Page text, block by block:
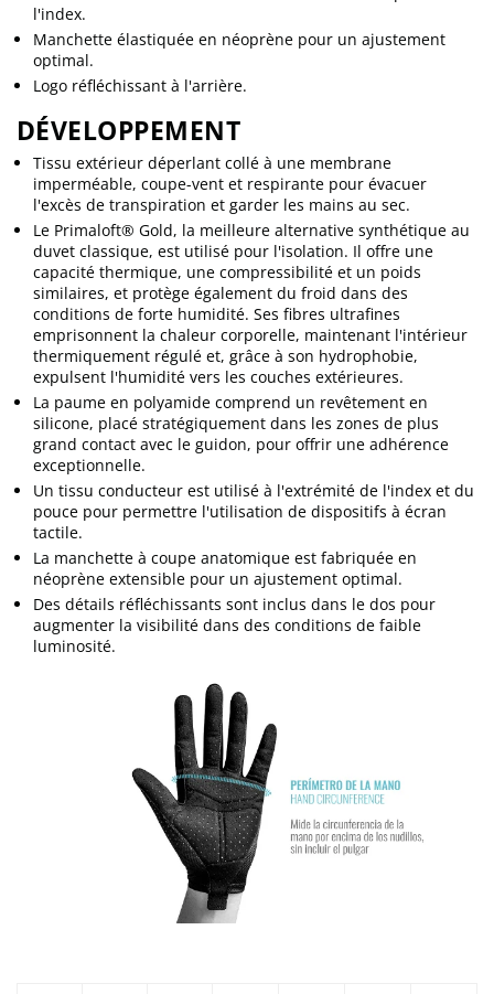
l'index.
Manchette élastiquée en néoprène pour un ajustement
optimal.
Logo réfléchissant à l'arrière.
DÉVELOPPEMENT
Tissu extérieur déperlant collé à une membrane
imperméable, coupe-vent et respirante pour évacuer
l'excès de transpiration et garder les mains au sec.
Le Primaloft® Gold, la meilleure alternative synthétique au
duvet classique, est utilisé pour l'isolation. Il offre une
capacité thermique, une compressibilité et un poids
similaires, et protège également du froid dans des
conditions de forte humidité. Ses fibres ultrafines
emprisonnent la chaleur corporelle, maintenant l'intérieur
thermiquement régulé et, grâce à son hydrophobie,
expulsent l'humidité vers les couches extérieures.
La paume en polyamide comprend un revêtement en
silicone, placé stratégiquement dans les zones de plus
grand contact avec le guidon, pour offrir une adhérence
exceptionnelle.
Un tissu conducteur est utilisé à l'extrémité de l'index et du
pouce pour permettre l'utilisation de dispositifs à écran
tactile.
La manchette à coupe anatomique est fabriquée en
néoprène extensible pour un ajustement optimal.
Des détails réfléchissants sont inclus dans le dos pour
augmenter la visibilité dans des conditions de faible
luminosité.